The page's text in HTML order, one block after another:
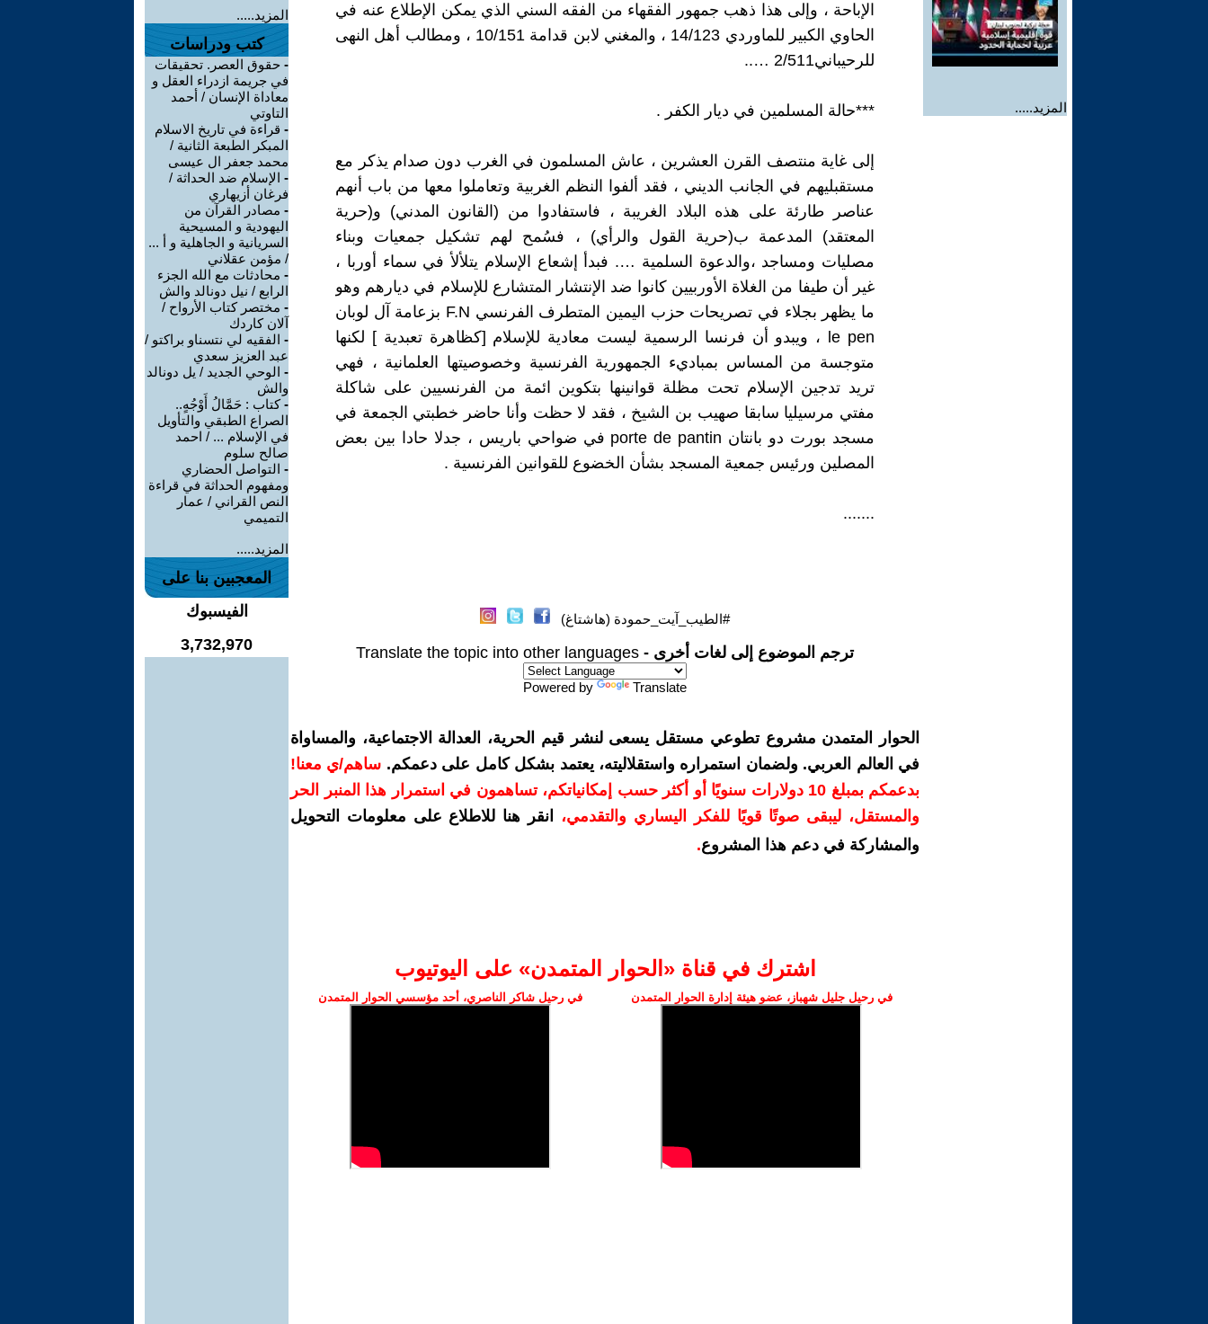
المزيد.....
الإباحة ، وإلى هذا ذهب جمهور الفقهاء من الفقه السني الذي يمكن الإطلاع عنه في
الحاوي الكبير للماوردي 14/123 ، والمغني لابن قدامة 10/151 ، ومطالب أهل النهى
للرحيباني2/511 …..
***حالة المسلمين في ديار الكفر .
إلى غاية منتصف القرن العشرين ، عاش المسلمون في الغرب دون صدام يذكر مع
مستقبليهم في الجانب الديني ، فقد ألفوا النظم الغربية وتعاملوا معها من باب أنهم
عناصر طارئة على هذه البلاد الغريبة ، فاستفادوا من (القانون المدني) و(حرية
المعتقد) المدعمة ب(حرية القول والرأي) ، فسُمح لهم تشكيل جمعيات وبناء
مصليات ومساجد ،والدعوة السلمية …. فبدأ إشعاع الإسلام يتلألأ في سماء أوربا ،
غير أن طيفا من الغلاة الأوربيين كانوا ضد الإنتشار المتشارع للإسلام في ديارهم وهو
ما يظهر بجلاء في تصريحات حزب اليمين المتطرف الفرنسي F.N بزعامة آل لوبان
le pen ، ويبدو أن فرنسا الرسمية ليست معادية للإسلام [كظاهرة تعبدية ] لكنها
متوجسة من المساس بمباديء الجمهورية الفرنسية وخصوصيتها العلمانية ، فهي
تريد تدجين الإسلام تحت مظلة قوانينها بتكوين ائمة من الفرنسيين على شاكلة
مفتي مرسيليا سابقا صهيب بن الشيخ ، فقد لا حظت وأنا حاضر خطبتي الجمعة في
مسجد بورت دو بانتان porte de pantin في ضواحي باريس ، جدلا حادا بين بعض
المصلين ورئيس جمعية المسجد بشأن الخضوع للقوانين الفرنسية .
.......
#الطيب_آيت_حمودة (هاشتاغ)
ترجم الموضوع إلى لغات أخرى - Translate the topic into other languages
Powered by Translate
الحوار المتمدن مشروع تطوعي مستقل يسعى لنشر قيم الحرية، العدالة الاجتماعية، والمساواة
في العالم العربي. ولضمان استمراره واستقلاليته، يعتمد بشكل كامل على دعمكم. ساهم/ي معنا!
بدعمكم بمبلغ 10 دولارات سنويًا أو أكثر حسب إمكانياتكم، تساهمون في استمرار هذا المنبر الحر
والمستقل، ليبقى صوتًا قويًا للفكر اليساري والتقدمي،
انقر هنا للاطلاع على معلومات التحويل
والمشاركة في دعم هذا المشروع.
اشترك في قناة ‫«الحوار المتمدن» على اليوتيوب
في رحيل جليل شهباز، عضو هيئة إدارة الحوار المتمدن في رحيل شاكر الناصري، أحد مؤسسي الحوار المتمدن
المزيد.....
كتب ودراسات
- حقوق العصر. تحقيقات
في جريمة ازدراء العقل و
معاداة الإنسان / أحمد
التاوتي
- قراءة في تاريخ الاسلام
المبكر الطبعة الثانية /
محمد جعفر ال عيسى
- الإسلام ضد الحداثة /
فرغان أزيهاري
- مصادر القرآن من
اليهودية و المسيحية
السريانية و الجاهلية و أ ...
/ مؤمن عقلاني
- محادثات مع الله الجزء
الرابع / نيل دونالد والش
- مختصر كتاب الأرواح /
آلان كاردك
- الفقيه لي نتسناو براكتو /
عبد العزيز سعدي
- الوحي الجديد / يل دونالد
والش
-كتاب : حَمَّالُ أَوْجُهٍ..
الصراع الطبقي والتأويل
في الإسلام ... / احمد
صالح سلوم
- التواصل الحضاري
ومفهوم الحداثة في قراءة
النص القراني / عمار
التميمي
المزيد.....
المعجبين بنا على
الفيسبوك
3,732,970